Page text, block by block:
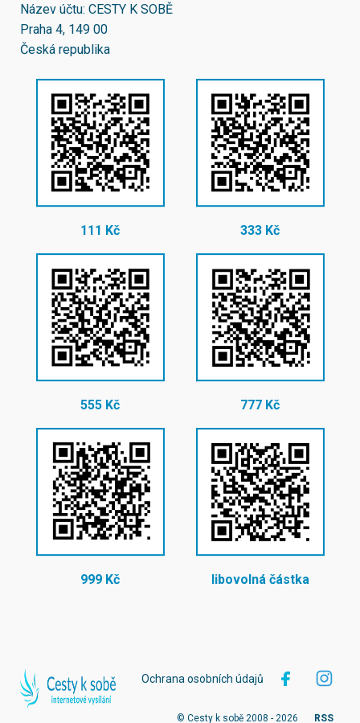
Název účtu: CESTY K SOBĚ
Praha 4, 149 00
Česká republika
111 Kč 333 Kč
555 Kč 777 Kč
999 Kč libovolná částka
Ochrana osobních údajů
© Cesty k sobě 2008 - 2026 RSS